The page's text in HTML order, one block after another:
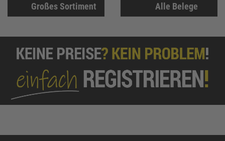
Großes Sortiment Alle Belege